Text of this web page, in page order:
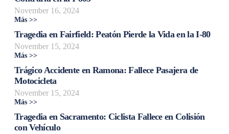
November 16, 2024
Más >>
Tragedia en Fairfield: Peatón Pierde la Vida en la I-80
November 15, 2024
Más >>
Trágico Accidente en Ramona: Fallece Pasajera de
Motocicleta
November 15, 2024
Más >>
Tragedia en Sacramento: Ciclista Fallece en Colisión
con Vehículo